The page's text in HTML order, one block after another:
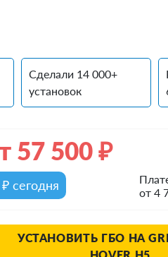
Сделали 14 000+
установок
57 500₽
сегодня
от 4
УСТАНОВИТЬ ГБО НА